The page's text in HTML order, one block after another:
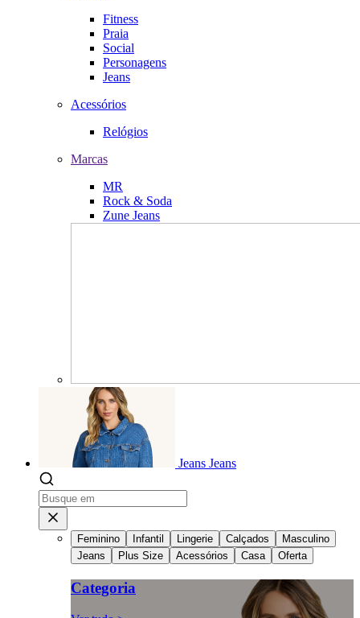
Fitness
Praia
Social
Personagens
Jeans
Acessórios
Relógios
Marcas
MR
Rock & Soda
Zune Jeans
Jeans Jeans
Feminino Infantil Lingerie Calçados
Masculino
Jeans
Plus Size Acessórios Casa Oferta
Categoria